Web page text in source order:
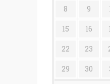
8 9
15 16
22 23
29 30